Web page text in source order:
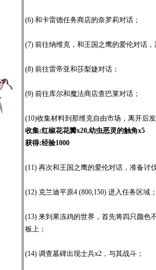
(6) 和卡雷德任务商店的奈罗莉对话；
(7) 前往纳维克，和王国之鹰的爱伦对话
(8) 前往雷帝亚和莎梨婕对话；
(9) 前往库尔和魔法商店查巴莱对话；
(10)收集材料到那维克自由市场，离开后
收集:红椒花花瓣x20,幼虫恶灵的触角x5
获得:经验1000
(11) 再次和王国之鹰的爱伦对话，准备讨
(12) 克兰迪平原4 (800,150) 进入任务区域
(13) 来到果冻鸡的世界，首先将四只颜色
板上；
(14) 调查墓碑出现士兵x2，与其战斗；